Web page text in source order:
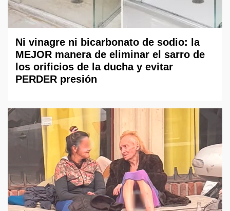
Ni vinagre ni bicarbonato de sodio: la
MEJOR manera de eliminar el sarro de
los orificios de la ducha y evitar
PERDER presión